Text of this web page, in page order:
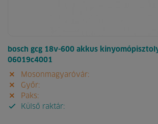
bosch gcg 18v-600 akkus
06019c4001
Mosonmagyaróvár:
Győr:
Paks:
Külső raktár: